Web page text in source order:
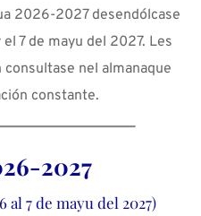
2026-2027 desendólcase
7 de mayu del 2027. Les
nel almanaque
constante.
2027
al 7 de mayu del 2027)